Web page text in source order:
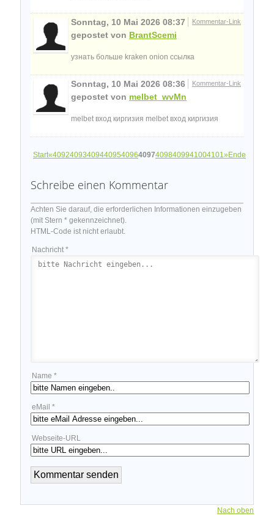
Kommentar-Link
Sonntag, 10 Mai 2026 08:37
gepostet von BrantScemi
узнать больше kraken onion ссылка
Kommentar-Link
Sonntag, 10 Mai 2026 08:36
gepostet von melbet_wvMn
melbet вход киргизия melbet вход киргизия
Start«4092409340944095409640974098409941004101»Ende
Schreibe einen Kommentar
Achten Sie darauf, die erforderlichen Informationen einzugeben
(mit Stern * gekennzeichnet).
HTML-Code ist nicht erlaubt.
Nachricht *
Name *
eMail *
Webseite-URL
Nach oben